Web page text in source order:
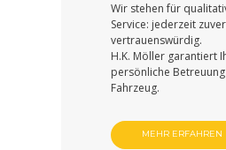
Wir stehen für
Service: jederzeit
vertrauenswürdig.
H.K. Möller garantiert
persönliche
Fahrzeug.
MEHR ERFAHREN